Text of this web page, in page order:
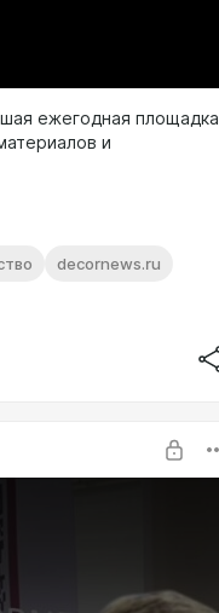
ежегодная площадка
и
decornews.ru